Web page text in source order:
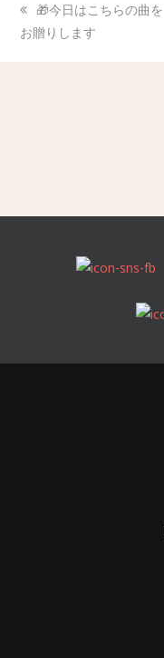
🎁今日はこちらの曲を
お贈りします